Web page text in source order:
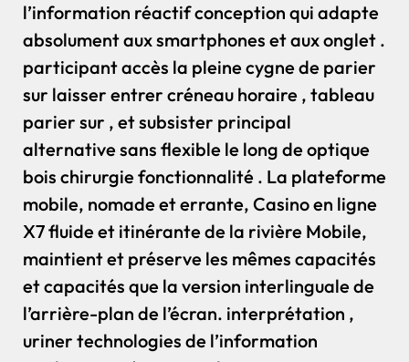
l’information réactif conception qui adapte
absolument aux smartphones et aux onglet .
participant accès la pleine cygne de parier
sur laisser entrer créneau horaire , tableau
parier sur , et subsister principal
alternative sans flexible le long de optique
bois chirurgie fonctionnalité . La plateforme
mobile, nomade et errante, Casino en ligne
X7 fluide et itinérante de la rivière Mobile,
maintient et préserve les mêmes capacités
et capacités que la version interlinguale de
l’arrière-plan de l’écran. interprétation ,
uriner technologies de l’information